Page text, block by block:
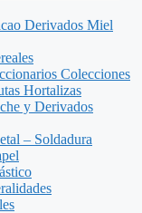
Derivados Miel
Colecciones
Hortalizas
y Derivados
– Soldadura